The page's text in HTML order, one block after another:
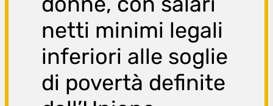
netti minimi legali
inferiori alle soglie
di povertà definite